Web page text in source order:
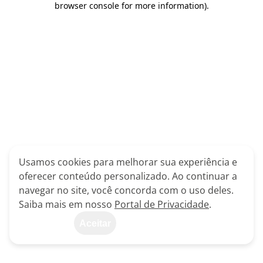
browser console for more information).
Usamos cookies para melhorar sua experiência e
oferecer conteúdo personalizado. Ao continuar a
navegar no site, você concorda com o uso deles.
Saiba mais em nosso Portal de Privacidade.